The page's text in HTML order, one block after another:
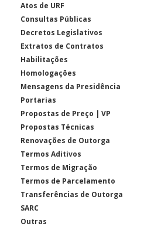
Atos de URF
Consultas Públicas
Decretos Legislativos
Extratos de Contratos
Habilitações
Homologações
Mensagens da Presidência
Portarias
Propostas de Preço | VP
Propostas Técnicas
Renovações de Outorga
Termos Aditivos
Termos de Migração
Termos de Parcelamento
Transferências de Outorga
SARC
Outras